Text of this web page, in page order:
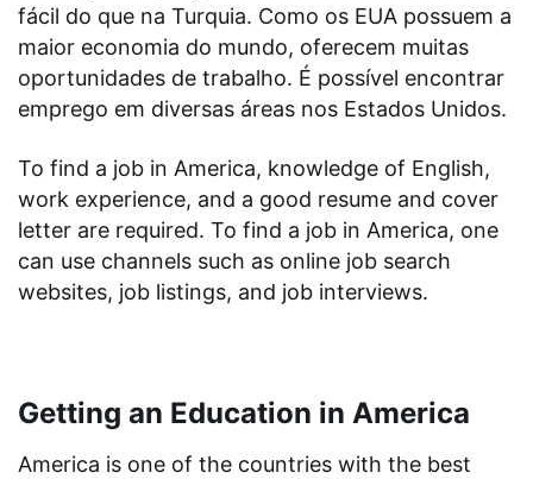
fácil do que na Turquia. Como os EUA possuem a
maior economia do mundo, oferecem muitas
oportunidades de trabalho. É possível encontrar
emprego em diversas áreas nos Estados Unidos.
To find a job in America, knowledge of English,
work experience, and a good resume and cover
letter are required. To find a job in America, one
can use channels such as online job search
websites, job listings, and job interviews.
Getting an Education in America
America is one of the countries with the best